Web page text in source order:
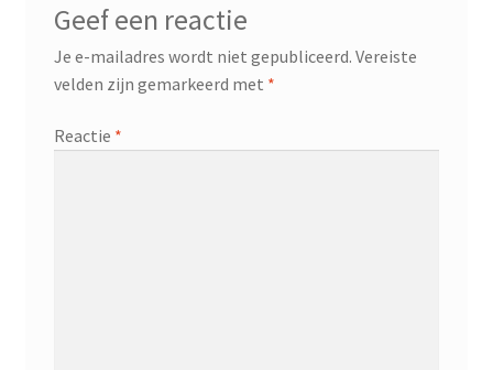
Geef een reactie
Je e-mailadres wordt niet gepubliceerd. Vereiste
velden zijn gemarkeerd met *
Reactie *